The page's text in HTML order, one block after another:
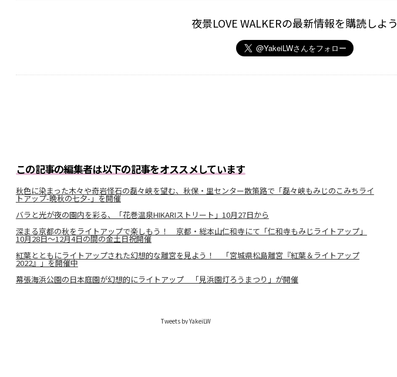
夜景LOVE WALKERの最新情報を購読しよう
この記事の編集者は以下の記事をオススメしています
秋色に染まった木々や奇岩怪石の磊々峡を望む、秋保・里センター散策路で「磊々峡もみじのこみちライ
トアップ-晩秋の七夕-」を開催
バラと光が夜の園内を彩る、「花巻温泉HIKARIストリート」10月27日から
深まる京都の秋をライトアップで楽しもう！ 京都・総本山仁和寺にて「仁和寺もみじライトアップ」
10月28日～12月4日の間の金土日祝開催
紅葉とともにライトアップされた幻想的な離宮を見よう！ 「宮城県松島離宮『紅葉＆ライトアップ
2022』」を開催中
幕張海浜公園の日本庭園が幻想的にライトアップ 「見浜園灯ろうまつり」が開催
Tweets by YakeiLW